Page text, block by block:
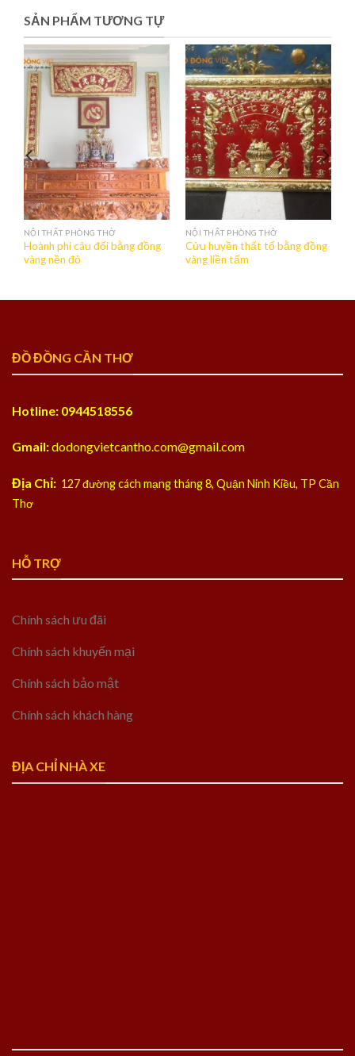
SẢN PHẨM TƯƠNG TỰ
NỘI THẤT PHÒNG THỜ
Hoành phi câu đối bằng đồng
vàng nền đỏ
NỘI THẤT PHÒNG THỜ
Cửu huyền thất tổ bằng đồng
vàng liền tấm
ĐỒ ĐỒNG CẦN THƠ
Hotline: 0944518556
Gmail:dodongvietcantho.com@gmail.com
Địa Chỉ: 127 đường cách mạng tháng 8, Quận Ninh Kiều, TP Cần
Thơ
HỖ TRỢ
Chính sách ưu đãi
Chính sách khuyến mại
Chính sách bảo mật
Chính sách khách hàng
ĐỊA CHỈ NHÀ XE